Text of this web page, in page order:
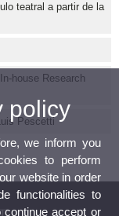
teatral a partir de la
house Research
Pescetti
policy
we inform you
to perform
website in order
functionalities to
accept or